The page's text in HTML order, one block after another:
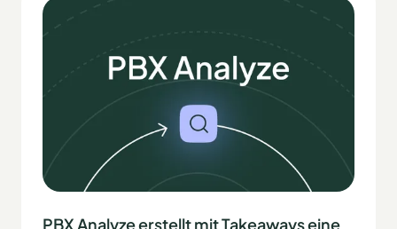
PBX Analyze erstellt mit Takeaways eine